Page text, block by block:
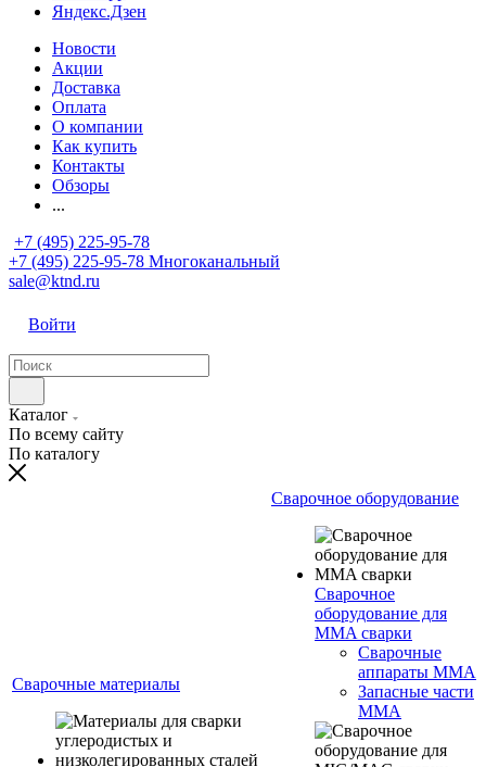
Яндекс.Дзен
Новости
Акции
Доставка
Оплата
О компании
Как купить
Контакты
Обзоры
...
+7 (495) 225-95-78
+7 (495) 225-95-78 Многоканальный
sale@ktnd.ru
Войти
Каталог
По всему сайту
По каталогу
Сварочные материалы
Сварочное оборудование
Сварочное
оборудование для
MMA сварки
Сварочные
аппараты MMA
Запасные части
MMA